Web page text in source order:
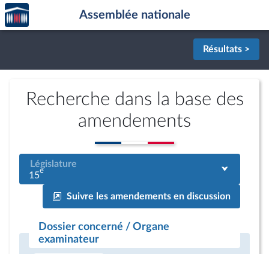
Aller au contenu
Aller en bas de la page
Accèder
à la
page
Assemblée nationale
Résultats >
Recherche dans la base des
amendements
Législature
15e
Suivre les amendements en discussion
Dossier concerné / Organe
examinateur